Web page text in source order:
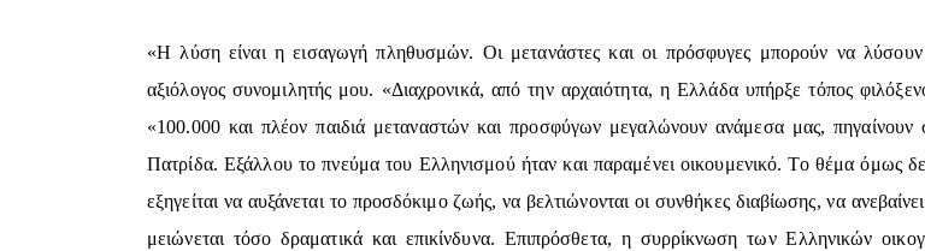
«Η λύση είναι η εισαγωγή πληθυσμών. Οι μετανάστες και οι πρόσφυγες μπορούν να λύσουν
αξιόλογος συνομιλητής μου. «Διαχρονικά, από την αρχαιότητα, η Ελλάδα υπήρξε τόπος
«100.000 και πλέον παιδιά μεταναστών και προσφύγων μεγαλώνουν ανάμεσα μας, πηγαίνουν
Πατρίδα. Εξάλλου το πνεύμα του Ελληνισμού ήταν και παραμένει οικουμενικό. Το θέμα όμως
εξηγείται να αυξάνεται το προσδόκιμο ζωής, να βελτιώνονται οι συνθήκες διαβίωσης, να
μειώνεται τόσο δραματικά και επικίνδυνα. Επιπρόσθετα, η συρρίκνωση των Ελληνικών